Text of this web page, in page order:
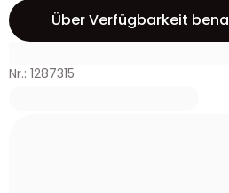
Über Verfügbarkeit
Nr.: 1287315